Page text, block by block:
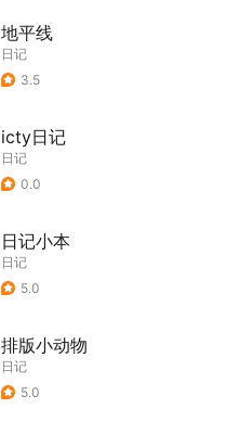
地平线
日记
3.5
icty日记
日记
0.0
日记小本
日记
5.0
排版小动物
日记
5.0